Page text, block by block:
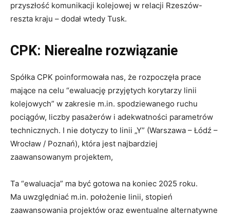
przyszłość komunikacji kolejowej w relacji Rzeszów-
reszta kraju – dodał wtedy Tusk.
CPK: Nierealne rozwiązanie
Spółka CPK poinformowała nas, że rozpoczęła prace
mające na celu “ewaluację przyjętych korytarzy linii
kolejowych” w zakresie m.in. spodziewanego ruchu
pociągów, liczby pasażerów i adekwatności parametrów
technicznych. I nie dotyczy to linii „Y” (Warszawa – Łódź –
Wrocław / Poznań), która jest najbardziej
zaawansowanym projektem,
Ta “ewaluacja” ma być gotowa na koniec 2025 roku.
Ma uwzględniać m.in. położenie linii, stopień
zaawansowania projektów oraz ewentualne alternatywne